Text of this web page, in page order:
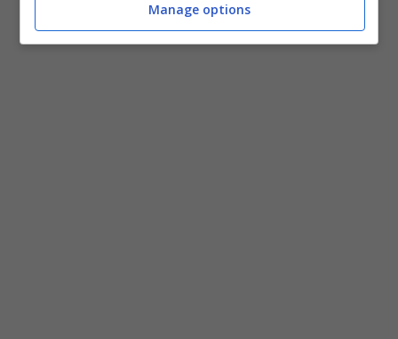
Manage options